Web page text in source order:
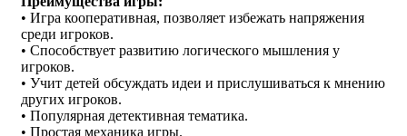
• Игра кооперативная, позволяет избежать напряжения
среди игроков.
• Способствует развитию логического мышления у
игроков.
• Учит детей обсуждать идеи и прислушиваться к мнению
других игроков.
• Популярная детективная тематика.
• Простая механика игры.